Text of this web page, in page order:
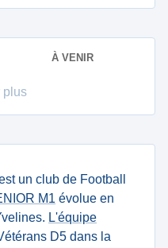
À VENIR
plus
un club de Football
M1 évolue en
L'équipe
D5 dans la